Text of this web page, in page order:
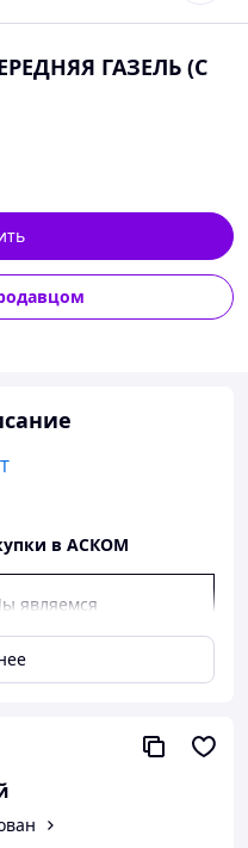
ГАЗЕЛЬ (С
в АСКОМ
являемся
ГАЗ, УАЗ.
от заводов-
клиентам.